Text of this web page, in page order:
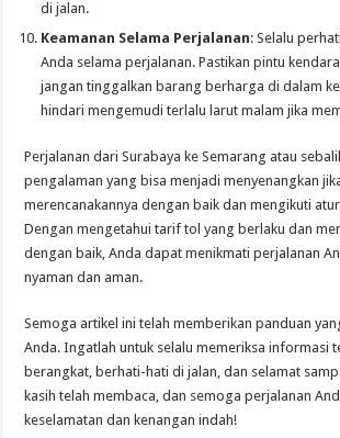
di jalan.
Keamanan Selama Perjalanan: Selalu
Anda selama perjalanan. Pastikan pintu
jangan tinggalkan barang berharga di dalam
hindari mengemudi terlalu larut malam jika
Perjalanan dari Surabaya ke Semarang atau
pengalaman yang bisa menjadi menyenangkan
merencanakannya dengan baik dan mengikuti
Dengan mengetahui tarif tol yang berlaku dan
dengan baik, Anda dapat menikmati perjalanan
nyaman dan aman.
Semoga artikel ini telah memberikan panduan
Anda. Ingatlah untuk selalu memeriksa informasi
berangkat, berhati-hati di jalan, dan selamat
kasih telah membaca, dan semoga perjalanan
keselamatan dan kenangan indah!